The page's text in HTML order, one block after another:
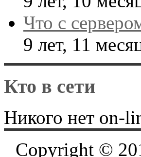
Что с
9 лет, 11
Кто в сети
Никого нет on-
Copyright ©